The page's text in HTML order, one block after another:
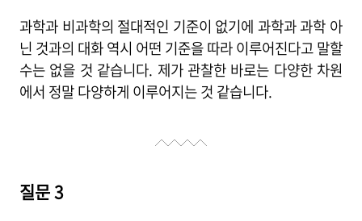
과학과 비과학의 절대적인 기준이 없기에 과학과 과학 아
닌 것과의 대화 역시 어떤 기준을 따라 이루어진다고 말할
수는 없을 것 같습니다. 제가 관찰한 바로는 다양한 차원
에서 정말 다양하게 이루어지는 것 같습니다.
질문 3